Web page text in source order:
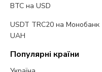
BTC на USD
USDT TRC20 на Монобанк
UAH
Популярні країни